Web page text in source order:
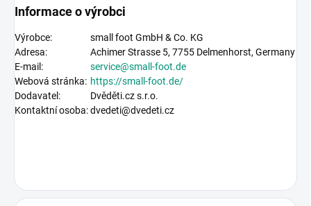
Informace o výrobci
Výrobce:
small foot GmbH & Co. KG
Adresa:
Achimer Strasse 5, 7755 Delmenhorst, Germany
E-mail:
service@small-foot.de
Webová stránka: https://small-foot.de/
Dodavatel:
Dvěděti.cz s.r.o.
Kontaktní osoba:dvedeti@dvedeti.cz